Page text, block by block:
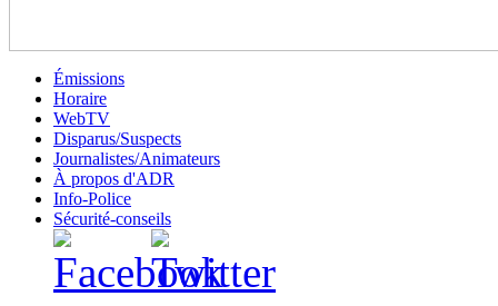
Émissions
Horaire
WebTV
Disparus/Suspects
Journalistes/Animateurs
À propos d'ADR
Info-Police
Sécurité-conseils